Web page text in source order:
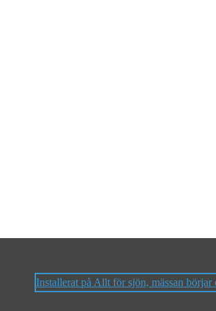
Installerat på Allt för sjön, mässan börjar